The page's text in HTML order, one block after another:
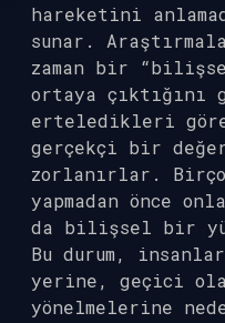
hareketini
sunar.
zaman bir
ortaya
erteledikleri
gerçekçi bir
zorlanırlar.
yapmadan önce
da bilişsel bir
Bu durum,
yerine, geçici
yönelmelerine